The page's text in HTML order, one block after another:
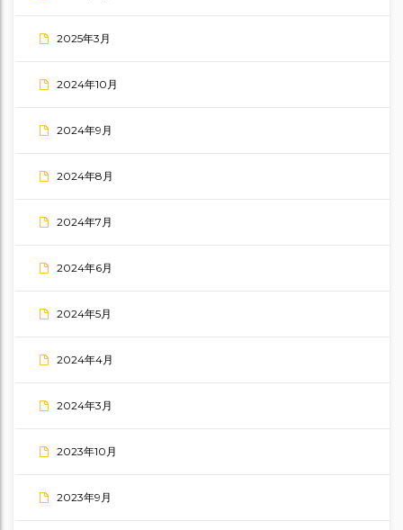
2025年3月
2024年10月
2024年9月
2024年8月
2024年7月
2024年6月
2024年5月
2024年4月
2024年3月
2023年10月
2023年9月